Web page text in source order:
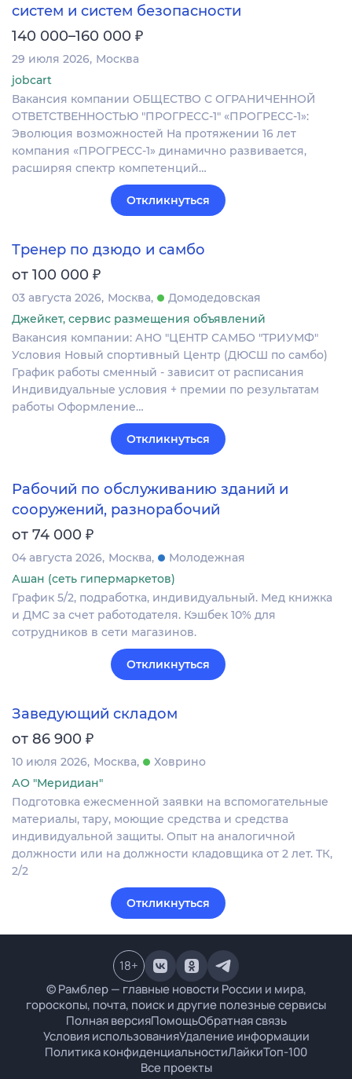
систем и систем безопасности
140 000–160 000 ₽
29 июля 2026 Москва
jobcart
Вакансия компании ОБЩЕСТВО С ОГРАНИЧЕННОЙ
ОТВЕТСТВЕННОСТЬЮ "ПРОГРЕСС-1" «ПРОГРЕСС-1»:
Эволюция возможностей На протяжении 16 лет
компания «ПРОГРЕСС-1» динамично развивается,
расширяя спектр компетенций…
Откликнуться
Тренер по дзюдо и самбо
от 100 000 ₽
03 августа 2026 Москва
Домодедовская
Джейкет, сервис размещения объявлений
Вакансия компании: АНО "ЦЕНТР САМБО "ТРИУМФ"
Условия Новый спортивный Центр (ДЮСШ по самбо)
График работы сменный - зависит от расписания
Индивидуальные условия + премии по результатам
работы Оформление…
Откликнуться
Рабочий по обслуживанию зданий и
сооружений, разнорабочий
от 74 000 ₽
04 августа 2026 Москва
Молодежная
Ашан (сеть гипермаркетов)
График 5/2, подработка, индивидуальный. Мед книжка
и ДМС за счет работодателя. Кэшбек 10% для
сотрудников в сети магазинов.
Откликнуться
Заведующий складом
от 86 900 ₽
10 июля 2026 Москва
Ховрино
АО "Меридиан"
Подготовка ежесменной заявки на вспомогательные
материалы, тару, моющие средства и средства
индивидуальной защиты. Опыт на аналогичной
должности или на должности кладовщика от 2 лет. ТК,
2/2
Откликнуться
© Рамблер — главные новости России и мира,
гороскопы, почта, поиск и другие полезные сервисы
Полная версияПомощьОбратная связь
Условия использованияУдаление информации
Политика конфиденциальностиЛайкиТоп-100
Все проекты
18+